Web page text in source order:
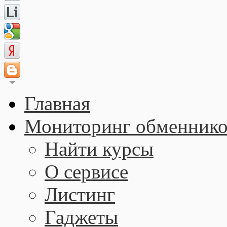
Главная
Мониторинг
Найти курсы
О сервисе
Листинг
Гаджеты